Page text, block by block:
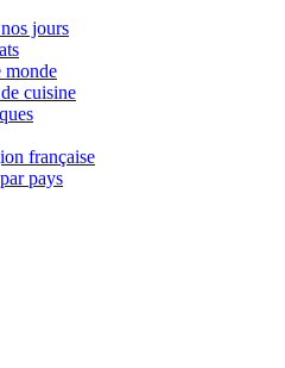
jours
monde
cuisine
française
pays